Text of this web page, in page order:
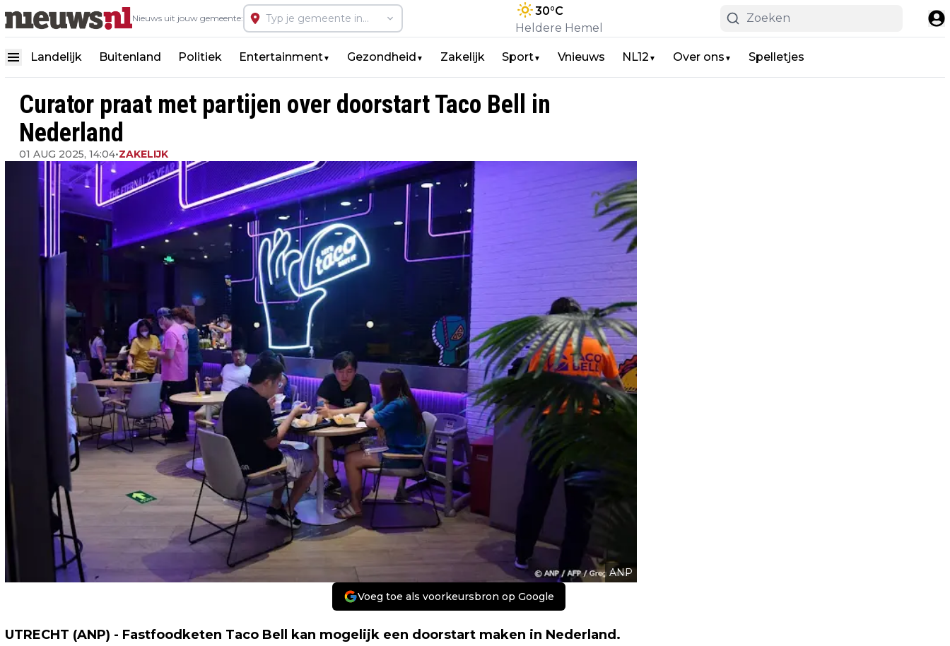
Nieuws uit jouw gemeente:
30°C
Heldere Hemel
Landelijk Buitenland Politiek Entertainment▼ Gezondheid ▼ Zakelijk Sport▼ Vnieuws NL12 ▼ Over ons ▼ Spelletjes
Curator praat met partijen over doorstart Taco Bell in
Nederland
01 AUG 2025, 14:04•ZAKELIJK
ANP
Voeg toe als voorkeursbron op Google
UTRECHT (ANP) - Fastfoodketen Taco Bell kan mogelijk een doorstart maken in Nederland.